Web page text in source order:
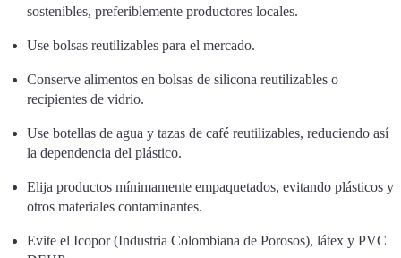
sostenibles, preferiblemente productores locales.
Use bolsas reutilizables para el mercado.
Conserve alimentos en bolsas de silicona reutilizables o
recipientes de vidrio.
Use botellas de agua y tazas de café reutilizables, reduciendo así
la dependencia del plástico.
Elija productos mínimamente empaquetados, evitando plásticos y
otros materiales contaminantes.
Evite el Icopor (Industria Colombiana de Porosos), látex y PVC